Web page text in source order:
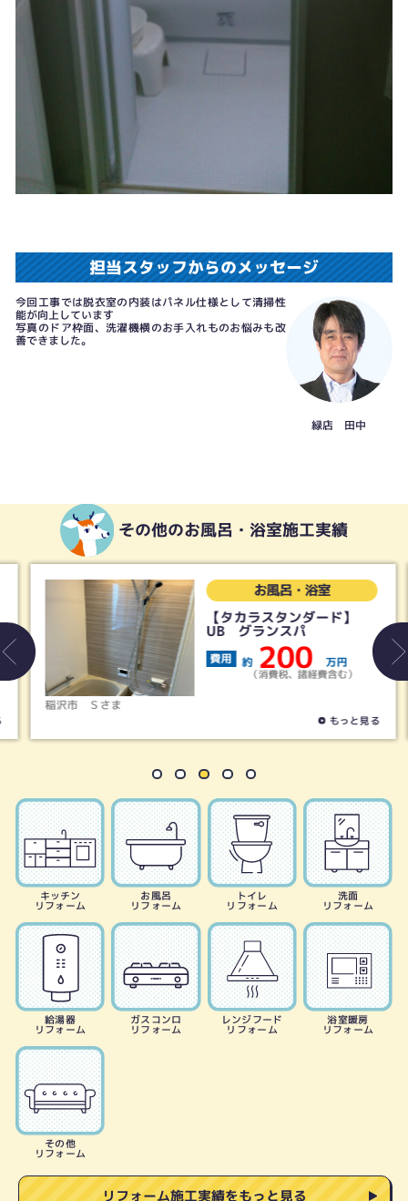
担当スタッフからのメッセージ
今回工事では脱衣室の内装はパネル仕様として清掃性
能が向上しています
写真のドア枠面、洗濯機横のお手入れものお悩みも改
善できました。
緑店 田中
その他のお風呂・浴室施工実績
稲沢市 Ｓさま
お風呂・浴室
【タカラスタンダード】
UB グランスパ
費用 約 200 万円
（消費税、諸経費含む）
もっと見る
キッチン
リフォーム
お風呂
リフォーム
トイレ
リフォーム
洗面
リフォーム
給湯器
リフォーム
ガスコンロ
リフォーム
レンジフード
リフォーム
浴室暖房
リフォーム
その他
リフォーム
リフォーム施工実績をもっと見る